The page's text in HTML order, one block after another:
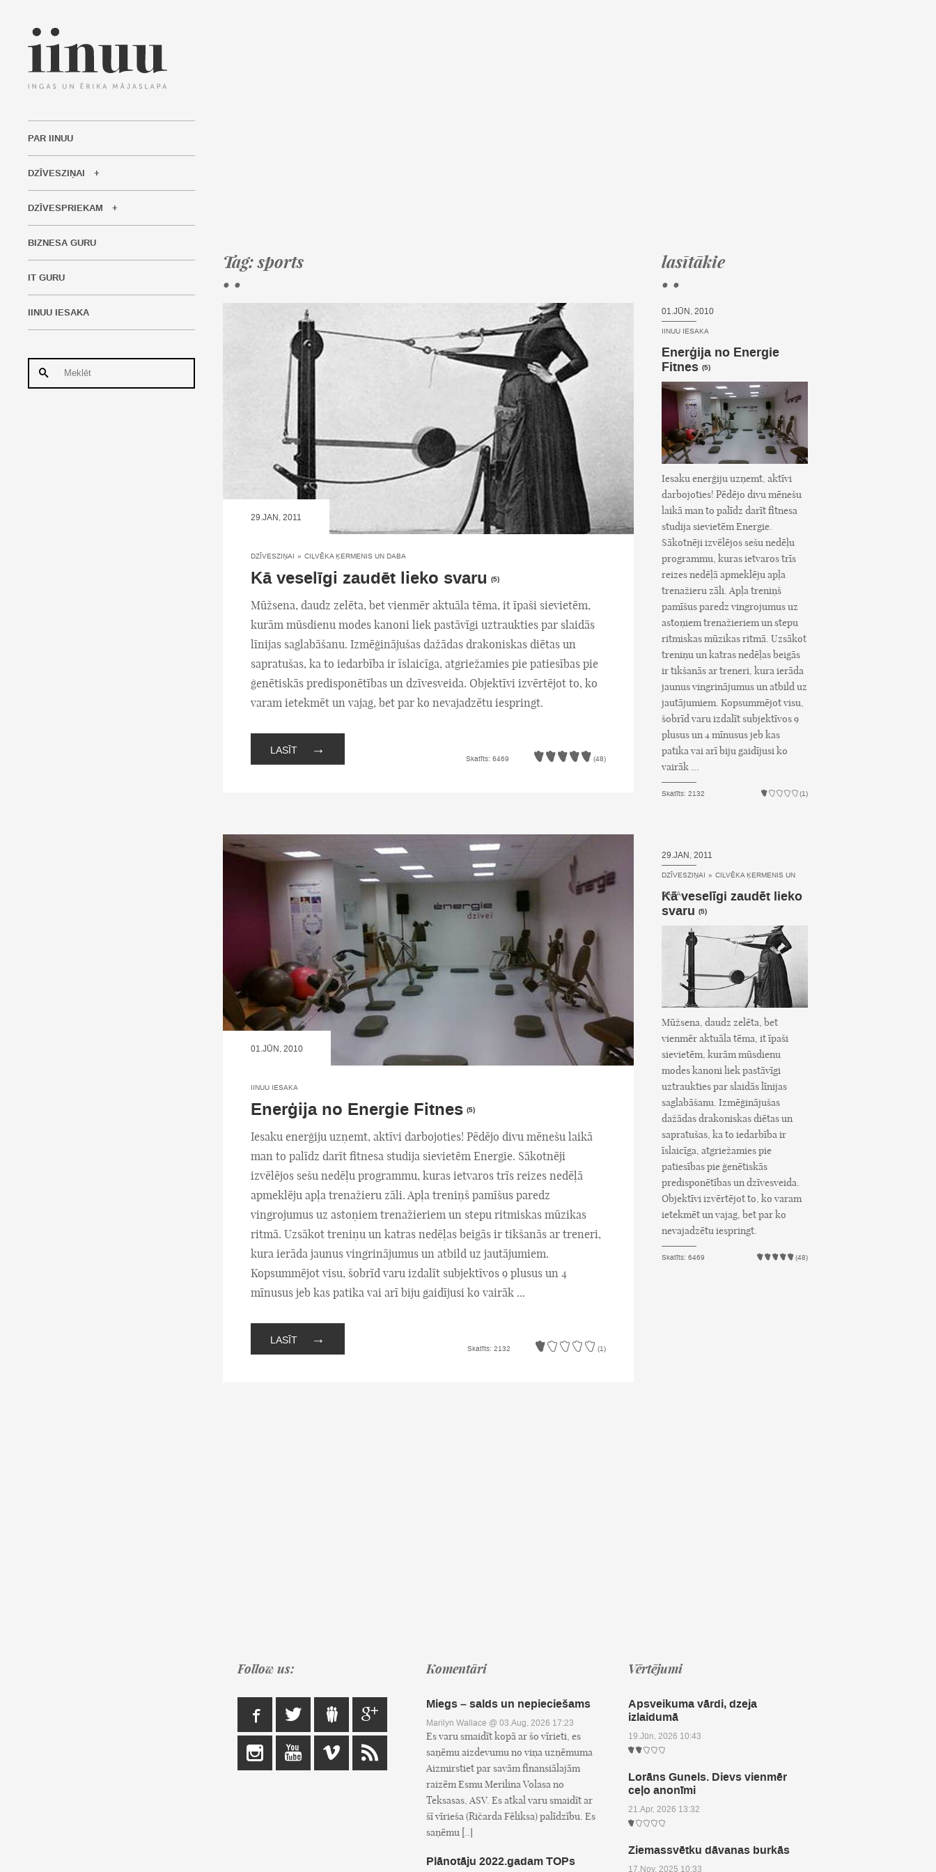
PAR IINUU
DZĪVESZIŅAI
DZĪVESPRIEKAM
BIZNESA GURU
IT GURU
IINUU IESAKA
Tag: sports
• •
29.JAN, 2011
DZĪVESZIŅAI » CILVĒKA ĶERMENIS UN DABA
Kā veselīgi zaudēt lieko svaru (5)
Mūžsena, daudz zelēta, bet vienmēr aktuāla tēma, it īpaši sievietēm,
kurām mūsdienu modes kanoni liek pastāvīgi uztraukties par slaidās
līnijas saglabāšanu. Izmēģinājušas dažādas drakoniskas diētas un
sapratušas, ka to iedarbība ir īslaicīga, atgriežamies pie patiesības pie
ģenētiskās predisponētības un dzīvesveida. Objektīvi izvērtējot to, ko
varam ietekmēt un vajag, bet par ko nevajadzētu iespringt.
LASĪT →
Skatīts: 6469 (48)
01.JŪN, 2010
IINUU IESAKA
Enerģija no Energie Fitnes (5)
Iesaku enerģiju uzņemt, aktīvi darbojoties! Pēdējo divu mēnešu laikā
man to palīdz darīt fitnesa studija sievietēm Energie. Sākotnēji
izvēlējos sešu nedēļu programmu, kuras ietvaros trīs reizes nedēļā
apmeklēju apļa trenažieru zāli. Apļa treniņš pamīšus paredz
vingrojumus uz astoņiem trenažieriem un stepu ritmiskas mūzikas
ritmā. Uzsākot treniņu un katras nedēļas beigās ir tikšanās ar treneri,
kura ierāda jaunus vingrinājumus un atbild uz jautājumiem.
Kopsummējot visu, šobrīd varu izdalīt subjektīvos 9 plusus un 4
mīnusus jeb kas patika vai arī biju gaidījusi ko vairāk ...
LASĪT →
Skatīts: 2132 (1)
lasītākie
• •
01.JŪN, 2010
IINUU IESAKA
Enerģija no Energie
Fitnes (5)
Iesaku enerģiju uzņemt, aktīvi
darbojoties! Pēdējo divu mēnešu
laikā man to palīdz darīt fitnesa
studija sievietēm Energie.
Sākotnēji izvēlējos sešu nedēļu
programmu, kuras ietvaros trīs
reizes nedēļā apmeklēju apļa
trenažieru zāli. Apļa treniņš
pamīšus paredz vingrojumus uz
astoņiem trenažieriem un stepu
ritmiskas mūzikas ritmā. Uzsākot
treniņu un katras nedēļas beigās
ir tikšanās ar treneri, kura ierāda
jaunus vingrinājumus un atbild uz
jautājumiem. Kopsummējot visu,
šobrīd varu izdalīt subjektīvos 9
plusus un 4 mīnusus jeb kas
patika vai arī biju gaidījusi ko
vairāk ...
Skatīts: 2132 (1)
29.JAN, 2011
DZĪVESZIŅAI » CILVĒKA ĶERMENIS UN
DABA
Kā veselīgi zaudēt lieko
svaru (5)
Mūžsena, daudz zelēta, bet
vienmēr aktuāla tēma, it īpaši
sievietēm, kurām mūsdienu
modes kanoni liek pastāvīgi
uztraukties par slaidās līnijas
saglabāšanu. Izmēģinājušas
dažādas drakoniskas diētas un
sapratušas, ka to iedarbība ir
īslaicīga, atgriežamies pie
patiesības pie ģenētiskās
predisponētības un dzīvesveida.
Objektīvi izvērtējot to, ko varam
ietekmēt un vajag, bet par ko
nevajadzētu iespringt.
Skatīts: 6469 (48)
Follow us: Komentāri
Miegs – salds un nepieciešams
Marilyn Wallace @ 03.Aug, 2026 17:23
Es varu smaidīt kopā ar šo vīrieti, es
saņēmu aizdevumu no viņa uzņēmuma
Aizmirstiet par savām finansiālajām
raizēm Esmu Merilina Volasa no
Teksasas, ASV. Es atkal varu smaidīt ar
šī vīrieša (Ričarda Fēliksa) palīdzību. Es
saņēmu [..]
Plānotāju 2022.gadam TOPs
Vērtējumi
Apsveikuma vārdi, dzeja
izlaidumā
19.Jūn, 2026 10:43
Lorāns Gunels. Dievs vienmēr
ceļo anonīmi
21.Apr, 2026 13:32
Ziemassvētku dāvanas burkās
17.Nov, 2025 10:33